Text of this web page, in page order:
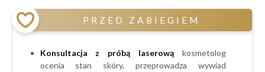
PRZED ZABIEGIEM
Konsultacja z próbą laserową kosmetolog
ocenia stan skóry, przeprowadza wywiad